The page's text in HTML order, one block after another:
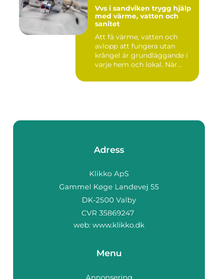
Vvs i sandviken trygg hjälp
med värme, vatten och
sanitet
Att få värme, vatten och
avlopp att fungera utan
krångel är grundläggande i
varje hem och lokal. När...
Adress
web: www.klikko.dk
Menu